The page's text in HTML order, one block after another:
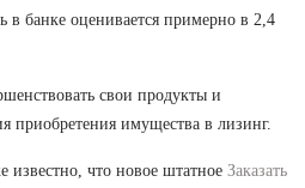
в банке оценивается примерно в 2,4
свои продукты и
приобретения имущества в лизинг.
известно, что новое штатное Заказать